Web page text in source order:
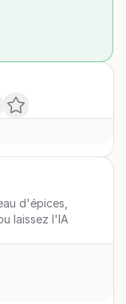
d'épices,
laissez l'IA